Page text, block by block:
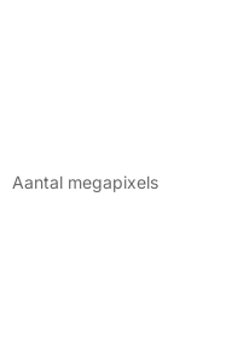
Aantal megapixels